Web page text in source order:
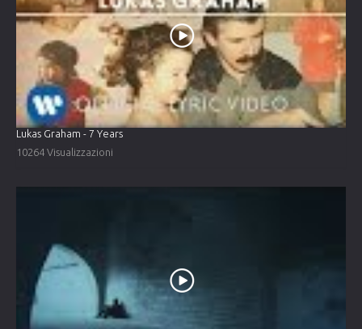
Lukas Graham - 7 Years
10264 Visualizzazioni